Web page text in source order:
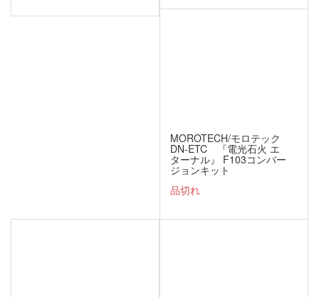
MOROTECH/モロテック
DN-ETC 『電光石火 エ
ターナル』 F103コンバー
ジョンキット
品切れ